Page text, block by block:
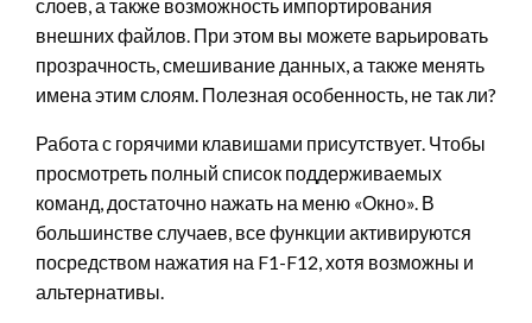
слоев, а также возможность импортирования
внешних файлов. При этом вы можете варьировать
прозрачность, смешивание данных, а также менять
имена этим слоям. Полезная особенность, не так ли?
Работа с горячими клавишами присутствует. Чтобы
просмотреть полный список поддерживаемых
команд, достаточно нажать на меню «Окно». В
большинстве случаев, все функции активируются
посредством нажатия на F1-F12, хотя возможны и
альтернативы.